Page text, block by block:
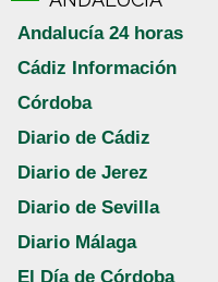
Andalucía 24 horas
Cádiz Información
Córdoba
Diario de Cádiz
Diario de Jerez
Diario de Sevilla
Diario Málaga
El Día de Córdoba